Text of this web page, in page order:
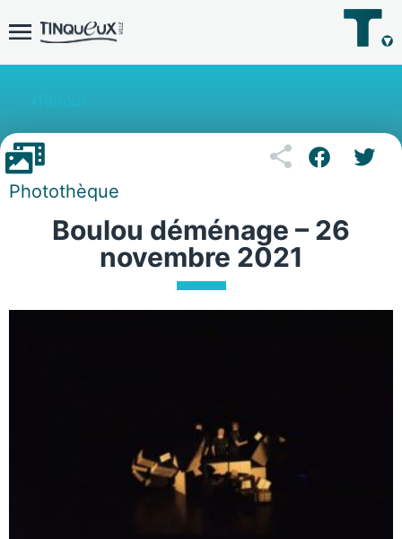
Photothèque
Boulou déménage – 26
novembre 2021